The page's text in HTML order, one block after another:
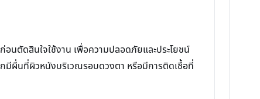
นตัดสินใจใช้งาน เพื่อความปลอดภัยและประโยชน์
ผื่นที่ผิวหนังบริเวณรอบดวงตา หรือมีการติดเชื้อที่